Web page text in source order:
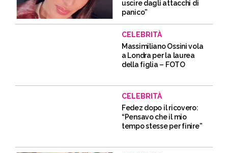
uscire dagli attacchi di
panico”
CELEBRITÀ
Massimiliano Ossini vola
a Londra per la laurea
della figlia – FOTO
CELEBRITÀ
Fedez dopo il ricovero:
“Pensavo che il mio
tempo stesse per finire”